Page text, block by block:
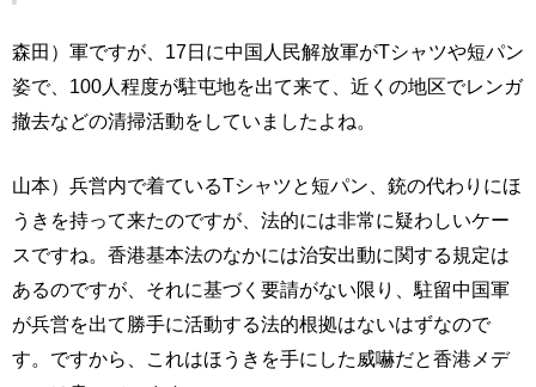
森田）軍ですが、17日に中国人民解放軍がTシャツや短パン
姿で、100人程度が駐屯地を出て来て、近くの地区でレンガ
撤去などの清掃活動をしていましたよね。
山本）兵営内で着ているTシャツと短パン、銃の代わりにほ
うきを持って来たのですが、法的には非常に疑わしいケー
スですね。香港基本法のなかには治安出動に関する規定は
あるのですが、それに基づく要請がない限り、駐留中国軍
が兵営を出て勝手に活動する法的根拠はないはずなので
す。ですから、これはほうきを手にした威嚇だと香港メデ